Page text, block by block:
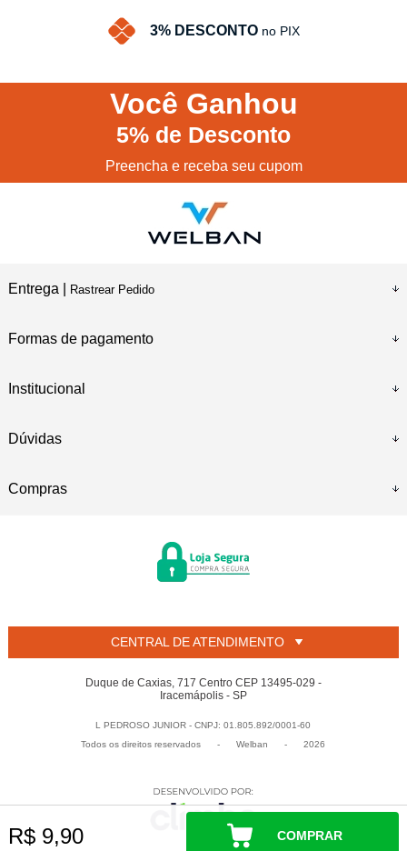
3% DESCONTO no PIX
Você Ganhou
5% de Desconto
Preencha e receba seu cupom
Entrega | Rastrear Pedido
Formas de pagamento
Institucional
Dúvidas
Compras
CENTRAL DE ATENDIMENTO
Duque de Caxias, 717 Centro CEP 13495-029 -
Iracemápolis - SP
L PEDROSO JUNIOR - CNPJ: 01.805.892/0001-60
Todos os direitos reservados
- Welban - 2026
R$ 9,90 COMPRAR